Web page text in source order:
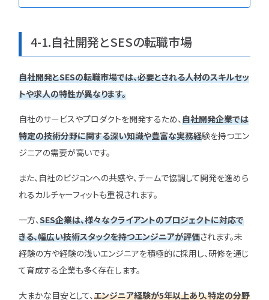
4-1.自社開発とSESの転職市場
自社開発とSESの転職市場では、必要とされる人材のスキルセッ
トや求人の特性が異なります。
自社のサービスやプロダクトを開発するため、自社開発企業では
特定の技術分野に関する深い知識や豊富な実務経験を持つエン
ジニアの需要が高いです。
また、自社のビジョンへの共感や、チームで協調して開発を進めら
れるカルチャーフィットも重視されます。
一方、SES企業は、様々なクライアントのプロジェクトに対応で
きる、幅広い技術スタックを持つエンジニアが評価されます。未
経験の方や経験の浅いエンジニアを積極的に採用し、研修を通じ
て育成する企業も多く存在します。
大まかな目安として、エンジニア経験が5年以上あり、特定の分野